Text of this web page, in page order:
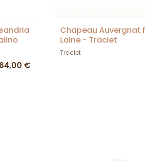
€
Chapeau Auvergnat
Laine - Traclet
Traclet